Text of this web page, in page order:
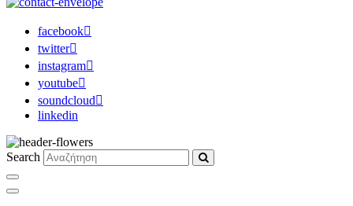
facebook
twitter
instagram
youtube
soundcloud
linkedin
Search